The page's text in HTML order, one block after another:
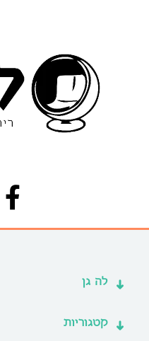
לה גן
קטגוריות